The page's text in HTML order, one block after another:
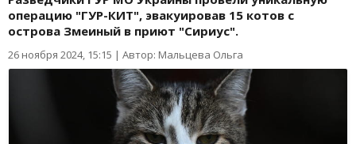
операцию "ГУР-КИТ", эвакуировав 15 котов с
острова Змеиный в приют "Сириус".
26 ноября 2024, 15:15 | Автор: Мальцева Ольга